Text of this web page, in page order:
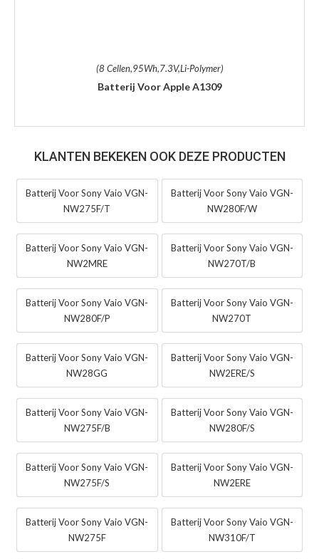
(8 Cellen,95Wh,7.3V,Li-Polymer)
Batterij Voor Apple A1309
KLANTEN BEKEKEN OOK DEZE PRODUCTEN
Batterij Voor Sony Vaio VGN-
NW275F/T
Batterij Voor Sony Vaio VGN-
NW280F/W
Batterij Voor Sony Vaio VGN-
NW2MRE
Batterij Voor Sony Vaio VGN-
NW270T/B
Batterij Voor Sony Vaio VGN-
NW280F/P
Batterij Voor Sony Vaio VGN-
NW270T
Batterij Voor Sony Vaio VGN-
NW28GG
Batterij Voor Sony Vaio VGN-
NW2ERE/S
Batterij Voor Sony Vaio VGN-
NW275F/B
Batterij Voor Sony Vaio VGN-
NW280F/S
Batterij Voor Sony Vaio VGN-
NW275F/S
Batterij Voor Sony Vaio VGN-
NW2ERE
Batterij Voor Sony Vaio VGN-
NW275F
Batterij Voor Sony Vaio VGN-
NW310F/T